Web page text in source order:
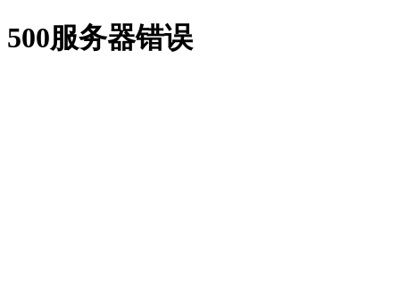
500服务器错误